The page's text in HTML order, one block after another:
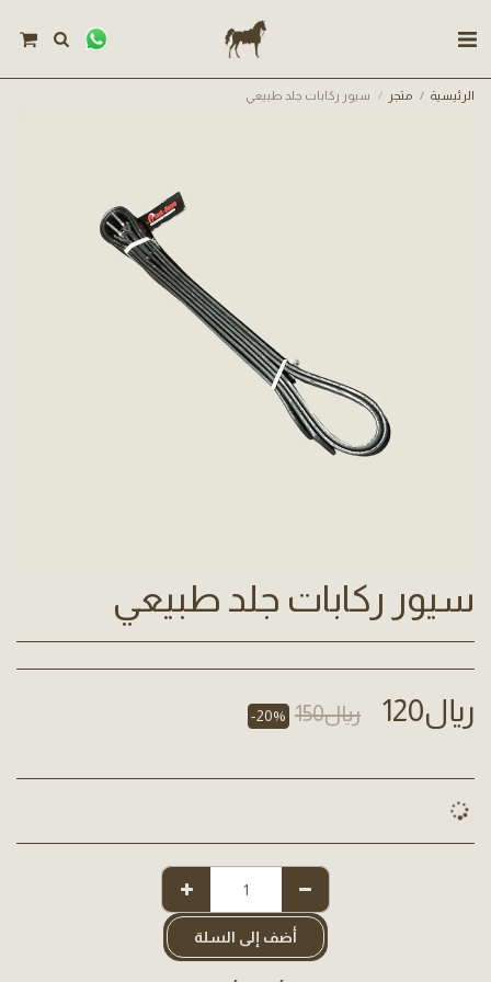
الرئيسية متجر سيور ركابات جلد طبيعي
سيور ركابات جلد طبيعي
﷼120 ﷼150
-20%
أضف إلى السلة